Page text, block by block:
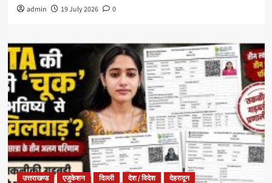
admin 19 July 2026 0
उत्तराखण्ड एजुकेशन दिल्ली देश / विदेश देहरादून